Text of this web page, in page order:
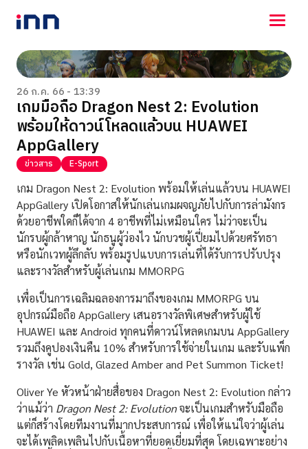
NEWS
ENTERTAINMENT
LIFESTYLE
HOROSCOPE
LOTTERY
VIDEO
ร่วมด้วยช่วยกัน
26 ก.ค. 66 - 13:39
เกมมือถือ Dragon Nest 2: Evolution
พร้อมให้ดาวน์โหลดแล้วบน HUAWEI
AppGallery
ข่าวสาร E-Sport
เกม Dragon Nest 2: Evolution พร้อมให้เล่นแล้วบน HUAWEI
AppGallery เปิดโอกาสให้นักเล่นเกมผจญภัยไปกับการล่ามังกร
ด้วยอาชีพใดก็ได้จาก 4 อาชีพที่ไม่เหมือนใคร ไม่ว่าจะเป็น
นักรบผู้กล้าหาญ นักธนูผู้ว่องไว นักบวชผู้เปี่ยมไปด้วยศรัทธา
หรือนักเวทผู้ลึกลับ พร้อมรูปแบบการเล่นที่ได้รับการปรับปรุง
และรางวัลสำหรับผู้เล่นเกม MMORPG
เพื่อเป็นการเฉลิมฉลองการมาถึงของเกม MMORPG บน
อุปกรณ์มือถือ AppGallery เสนอรางวัลพิเศษสำหรับผู้ใช้
HUAWEI และ Android ทุกคนที่ดาวน์โหลดเกมบน AppGallery
รวมถึงคูปองเงินคืน 10% สำหรับการใช้จ่ายในเกม และรับแพ็ก
รางวัล เช่น Gold, Glazed Amber and Pet Summon Ticket!
Oliver Ye หัวหน้าฝ่ายสื่อของ Dragon Nest 2: Evolution กล่าว
ว่าแม้ว่า Dragon Nest 2: Evolutionจะเป็นเกมสำหรับมือถือ
แต่ก็สร้างโดยทีมงานที่มากประสบการณ์ เพื่อให้แน่ใจว่าผู้เล่น
จะได้เพลิดเพลินไปกับเนื้อหาที่ยอดเยี่ยมที่สุด โดยเฉพาะอย่าง